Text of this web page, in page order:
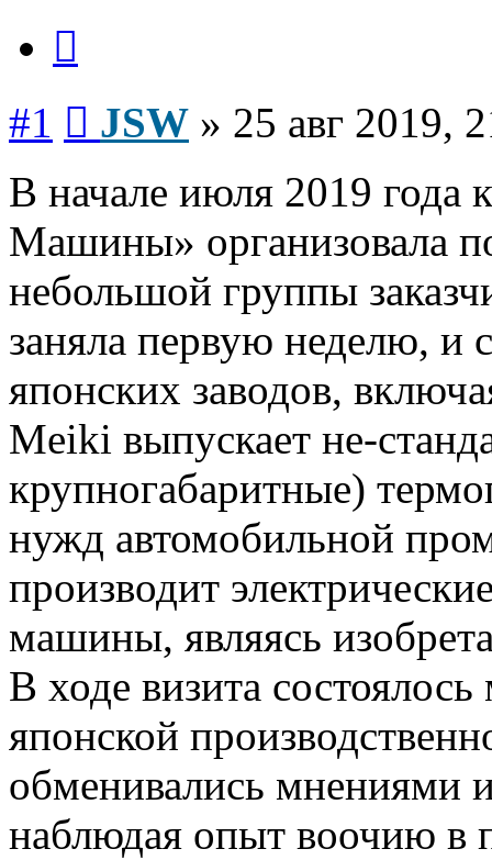
#1 JSW » 25 авг 2019,
В начале июля 2019 года
Машины» организовала
небольшой группы
заняла первую неделю, и
японских заводов,
Meiki выпускает не-
крупногабаритные)
нужд автомобильной
производит
машины, являясь
В ходе визита
японской
обменивались мнениями
наблюдая опыт воочию в